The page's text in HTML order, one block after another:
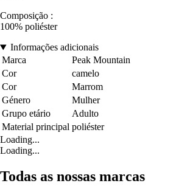
Composição :
100% poliéster
Informações adicionais
Marca
Peak Mountain
Cor
camelo
Cor
Marrom
Género
Mulher
Grupo etário
Adulto
Material principal poliéster
Loading...
Loading...
Todas as nossas marcas